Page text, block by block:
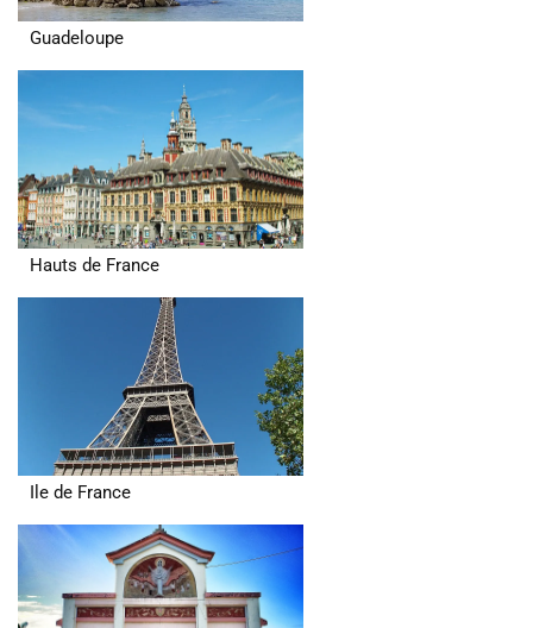
Guadeloupe
Hauts de France
Ile de France